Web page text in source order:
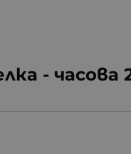
- часова